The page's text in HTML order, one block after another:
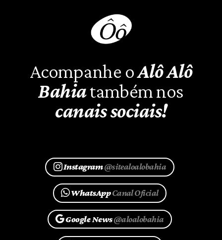
Acompanhe oAlô Alô
Bahiatambém nos
canais sociais!
Instagram@sitealoalobahia
WhatsAppCanal Oficial
Google News@aloalobahia